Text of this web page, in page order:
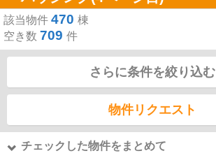
該当物件 470 棟
空き数 709 件
さらに条件を絞り込む
物件リクエスト
チェックした物件をまとめて